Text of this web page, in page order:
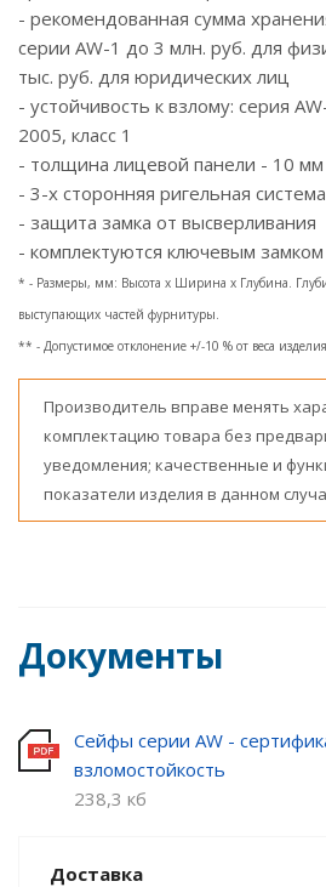
- рекомендованная сумма
серии AW-1 до 3 млн. руб. для
тыс. руб. для юридических лиц
- устойчивость к взлому: серия
2005, класс 1
- толщина лицевой панели - 10 мм
- 3-х сторонняя ригельная
- защита замка от высверливания
- комплектуются ключевым замком
* - Размеры, мм: Высота x Ширина x Глубина.
выступающих частей фурнитуры.
** - Допустимое отклонение +/-10 % от веса
Производитель вправе менять
комплектацию товара без
уведомления; качественные и
показатели изделия в данном
Документы
Сейфы серии AW -
взломостойкость
238,3 кб
Доставка